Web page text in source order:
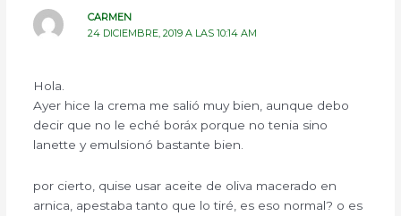
CARMEN
24 DICIEMBRE, 2019 A LAS 10:14 AM
Hola.
Ayer hice la crema me salió muy bien, aunque debo
decir que no le eché boráx porque no tenia sino
lanette y emulsionó bastante bien.
por cierto, quise usar aceite de oliva macerado en
arnica, apestaba tanto que lo tiré, es eso normal? o es